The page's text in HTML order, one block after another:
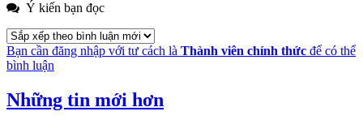
Ý kiến bạn đọc
Bạn cần đăng nhập với tư cách là Thành viên chính thức để có thể
bình luận
Những tin mới hơn